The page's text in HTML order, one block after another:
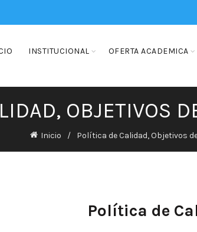
INSTITUCIONAL OFERTA ACADEMICA
OBJETIVOS
Inicio Política de Calidad, Objetivos
Política de